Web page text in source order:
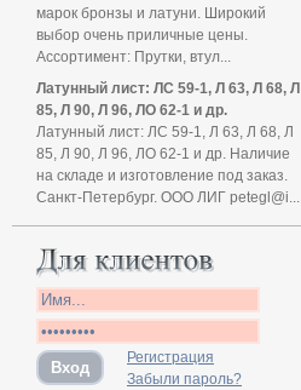
марок бронзы и латуни. Широкий
выбор очень приличные цены.
Ассортимент: Прутки, втул...
Латунный лист: ЛС 59-1, Л 63, Л 68, Л
85, Л 90, Л 96, ЛО 62-1 и др.
Латунный лист: ЛС 59-1, Л 63, Л 68, Л
85, Л 90, Л 96, ЛО 62-1 и др. Наличие
на складе и изготовление под заказ.
Санкт-Петербург. ООО ЛИГ petegl@i...
Регистрация
Забыли пароль?